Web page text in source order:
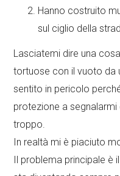
Hanno costruito
sul ciglio della
Lasciatemi dire una
tortuose con il vuoto da
sentito in pericolo
protezione a
troppo.
In realtà mi è piaciuto
Il problema principale è